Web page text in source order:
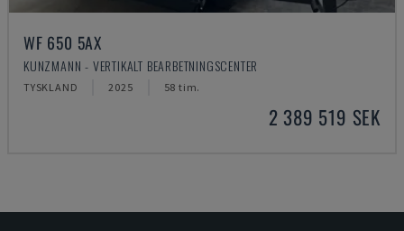
WF 650 5AX
KUNZMANN - VERTIKALT BEARBETNINGSCENTER
TYSKLAND 2025 58 tim.
2 389 519 SEK